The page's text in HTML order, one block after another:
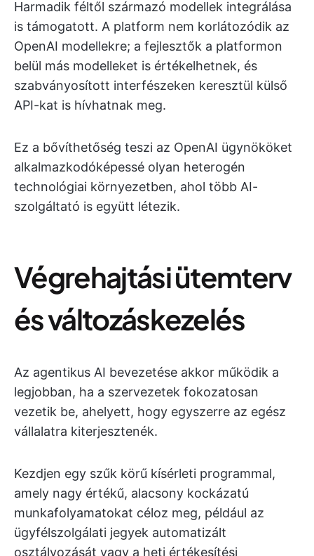
Harmadik féltől származó modellek integrálása
is támogatott. A platform nem korlátozódik az
OpenAI modellekre; a fejlesztők a platformon
belül más modelleket is értékelhetnek, és
szabványosított interfészeken keresztül külső
API-kat is hívhatnak meg.
Ez a bővíthetőség teszi az OpenAI ügynököket
alkalmazkodóképessé olyan heterogén
technológiai környezetben, ahol több AI-
szolgáltató is együtt létezik.
Végrehajtási ütemterv
és változáskezelés
Az agentikus AI bevezetése akkor működik a
legjobban, ha a szervezetek fokozatosan
vezetik be, ahelyett, hogy egyszerre az egész
vállalatra kiterjesztenék.
Kezdjen egy szűk körű kísérleti programmal,
amely nagy értékű, alacsony kockázatú
munkafolyamatokat céloz meg, például az
ügyfélszolgálati jegyek automatizált
osztályozását vagy a heti értékesítési